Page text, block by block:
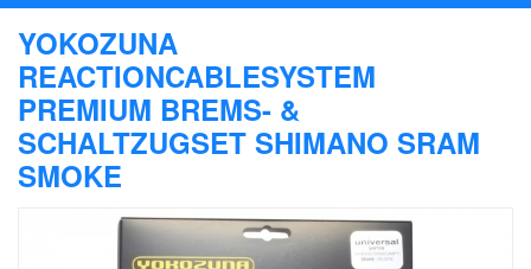
YOKOZUNA
REACTIONCABLESYSTEM
PREMIUM BREMS- &
SCHALTZUGSET SHIMANO SRAM
SMOKE